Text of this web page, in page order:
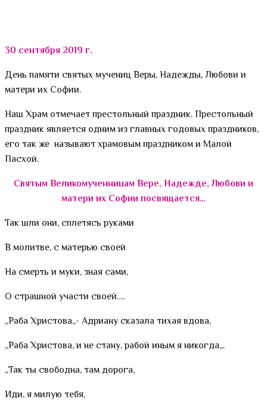
30 сентября 2019 г.
День памяти святых мучениц Веры, Надежды, Любови и
матери их Софии.
НашХрам отмечает престольный праздник. Престольный
праздник является одним из главных годовых праздников,
его так же называют храмовым праздником и Малой
Пасхой.
Святым Великомученницам Вере, Надежде, Любови и
матери их Софии посвящается…
Так шли они, сплетясь руками
В молитве, с матерью своей
На смерть и муки, зная сами,
О страшной участи своей….
,,Раба Христова,,- Адриану сказала тихая вдова,
,,Раба Христова, и не стану, рабой иным я никогда,,.
,,Так ты свободна, там дорога,
Иди, я милую тебя,